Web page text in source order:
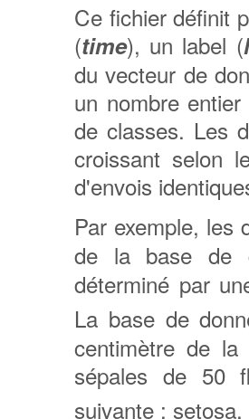
Ce fichier définit
(time), un label (
du vecteur de
un nombre
de classes. Les
croissant selon
d'envois
Par exemple, les
de la base de
déterminé par
La base de
centimètre de
sépales de 50
suivante :